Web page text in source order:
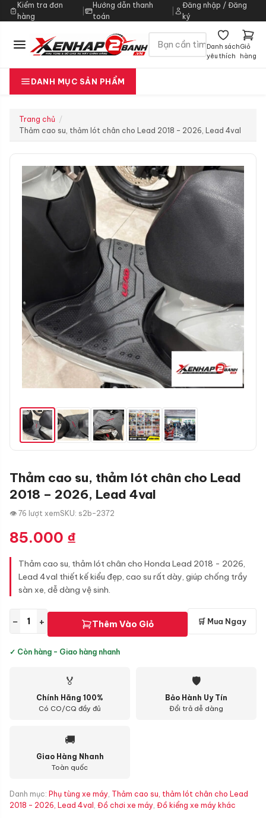
Kiểm tra đơn
hàng
|
Hướng dẫn thanh
toán
Đăng nhập / Đăng
ký
Danh sách
yêu thích
Giỏ
hàng
DANH MỤC SẢN PHẨM
Trang chủ
Thảm cao su, thảm lót chân cho Lead 2018 – 2026, Lead 4val
Thảm cao su, thảm lót chân cho Lead
2018 – 2026, Lead 4val
👁 76 lượt xemSKU: s2b-2372
85.000 ₫
Thảm cao su, thảm lót chân cho Honda Lead 2018 - 2026,
Lead 4val thiết kế kiểu đẹp, cao su rất dày, giúp chống trầy
sàn xe, dễ dàng vệ sinh.
− + Thêm Vào Giỏ 🛒 Mua Ngay
✓ Còn hàng - Giao hàng nhanh
🏅
Chính Hãng 100%
Có CO/CQ đầy đủ
🛡
Bảo Hành Uy Tín
Đổi trả dễ dàng
🚚
Giao Hàng Nhanh
Toàn quốc
Danh mục: Phụ tùng xe máy, Thảm cao su, thảm lót chân cho Lead
2018 - 2026, Lead 4val , Đồ chơi xe máy, Đồ kiểng xe máy khác